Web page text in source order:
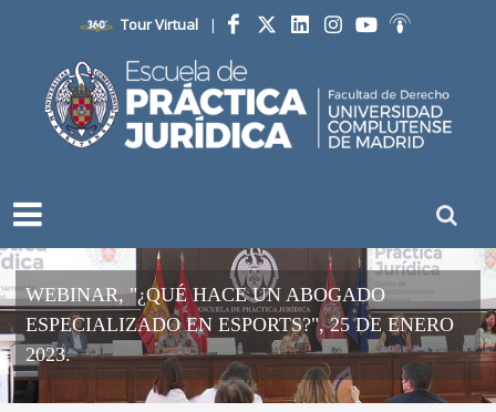
Tour Virtual |
Facebook
WEBINAR, "¿QUÉ HACE UN ABOGADO
ESPECIALIZADO EN ESPORTS?", 25 DE ENERO
2023.